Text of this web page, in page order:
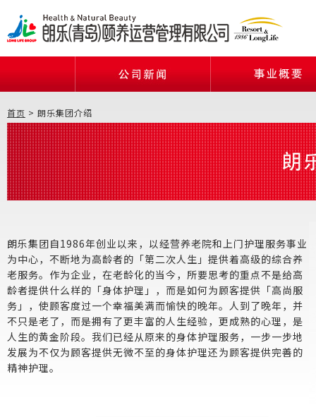
首页 > 朗乐集团介绍
朗乐集团自1986年创业以来，以经营养老院和上门护理服务事业
为中心，不断地为高龄者的「第二次人生」提供着高级的综合养
老服务。作为企业，在老龄化的当今，所要思考的重点不是给高
龄者提供什么样的「身体护理」，而是如何为顾客提供「高尚服
务」，使顾客度过一个幸福美满而愉快的晚年。人到了晚年，并
不只是老了，而是拥有了更丰富的人生经验，更成熟的心理，是
人生的黄金阶段。我们已经从原来的身体护理服务，一步一步地
发展为不仅为顾客提供无微不至的身体护理还为顾客提供完善的
精神护理。